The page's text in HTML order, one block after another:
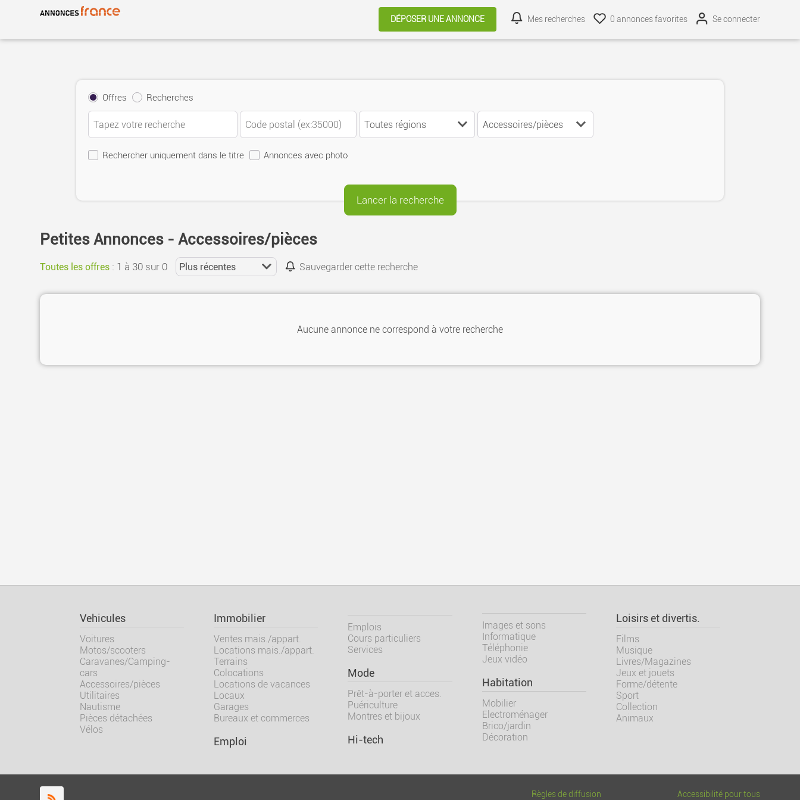
: Undefined variable $multiple_lang in /home/snappri1/public_html/annoncesfrance.com/template/tpl_layout.phpon line32
DÉPOSER UNE ANNONCE Mes recherches 0 annonces favorites Se connecter
Offres Recherches
Rechercher uniquement dans le titre Annonces avec photo
Petites Annonces - Accessoires/pièces
Toutes les offres : 1 à 30 sur 0 Sauvegarder cette recherche
Aucune annonce ne correspond à votre recherche
Vehicules
Voitures
Motos/scooters
Caravanes/Camping-
cars
Accessoires/pièces
Utilitaires
Nautisme
Pièces détachées
Vélos
Immobilier
Ventes mais./appart.
Locations mais./appart.
Terrains
Colocations
Locations de vacances
Locaux
Garages
Bureaux et commerces
Emploi
Emplois
Cours particuliers
Services
Mode
Prêt-à-porter et acces.
Puériculture
Montres et bijoux
Hi-tech
Images et sons
Informatique
Téléphonie
Jeux vidéo
Habitation
Mobilier
Electroménager
Brico/jardin
Décoration
Loisirs et divertis.
Films
Musique
Livres/Magazines
Jeux et jouets
Forme/détente
Sport
Collection
Animaux
Règles de diffusion Accessibilité pour tous